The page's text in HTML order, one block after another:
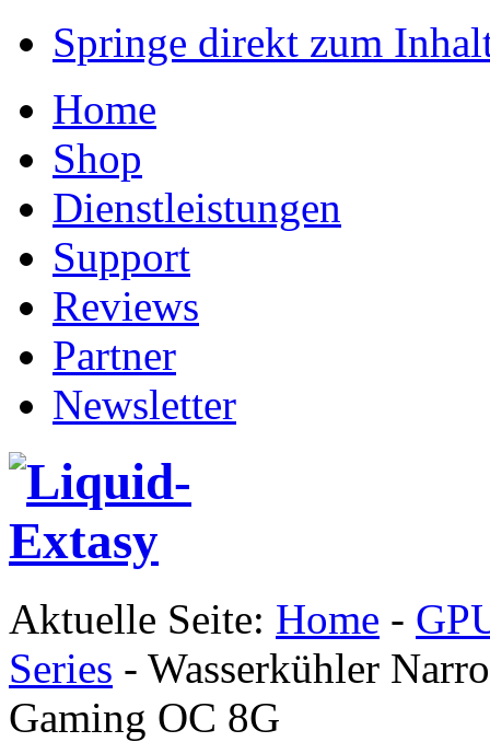
Springe direkt zum
Home
Shop
Dienstleistungen
Support
Reviews
Partner
Newsletter
Aktuelle Seite: Home -
Series - Wasserkühler
Gaming OC 8G